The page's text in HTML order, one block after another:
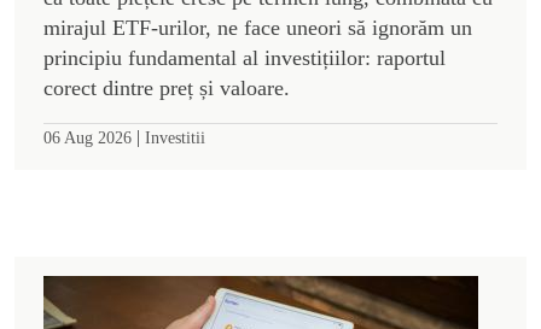
mirajul ETF-urilor, ne face uneori să ignorăm un
principiu fundamental al investițiilor: raportul
corect dintre preț și valoare.
06 Aug 2026 | Investitii